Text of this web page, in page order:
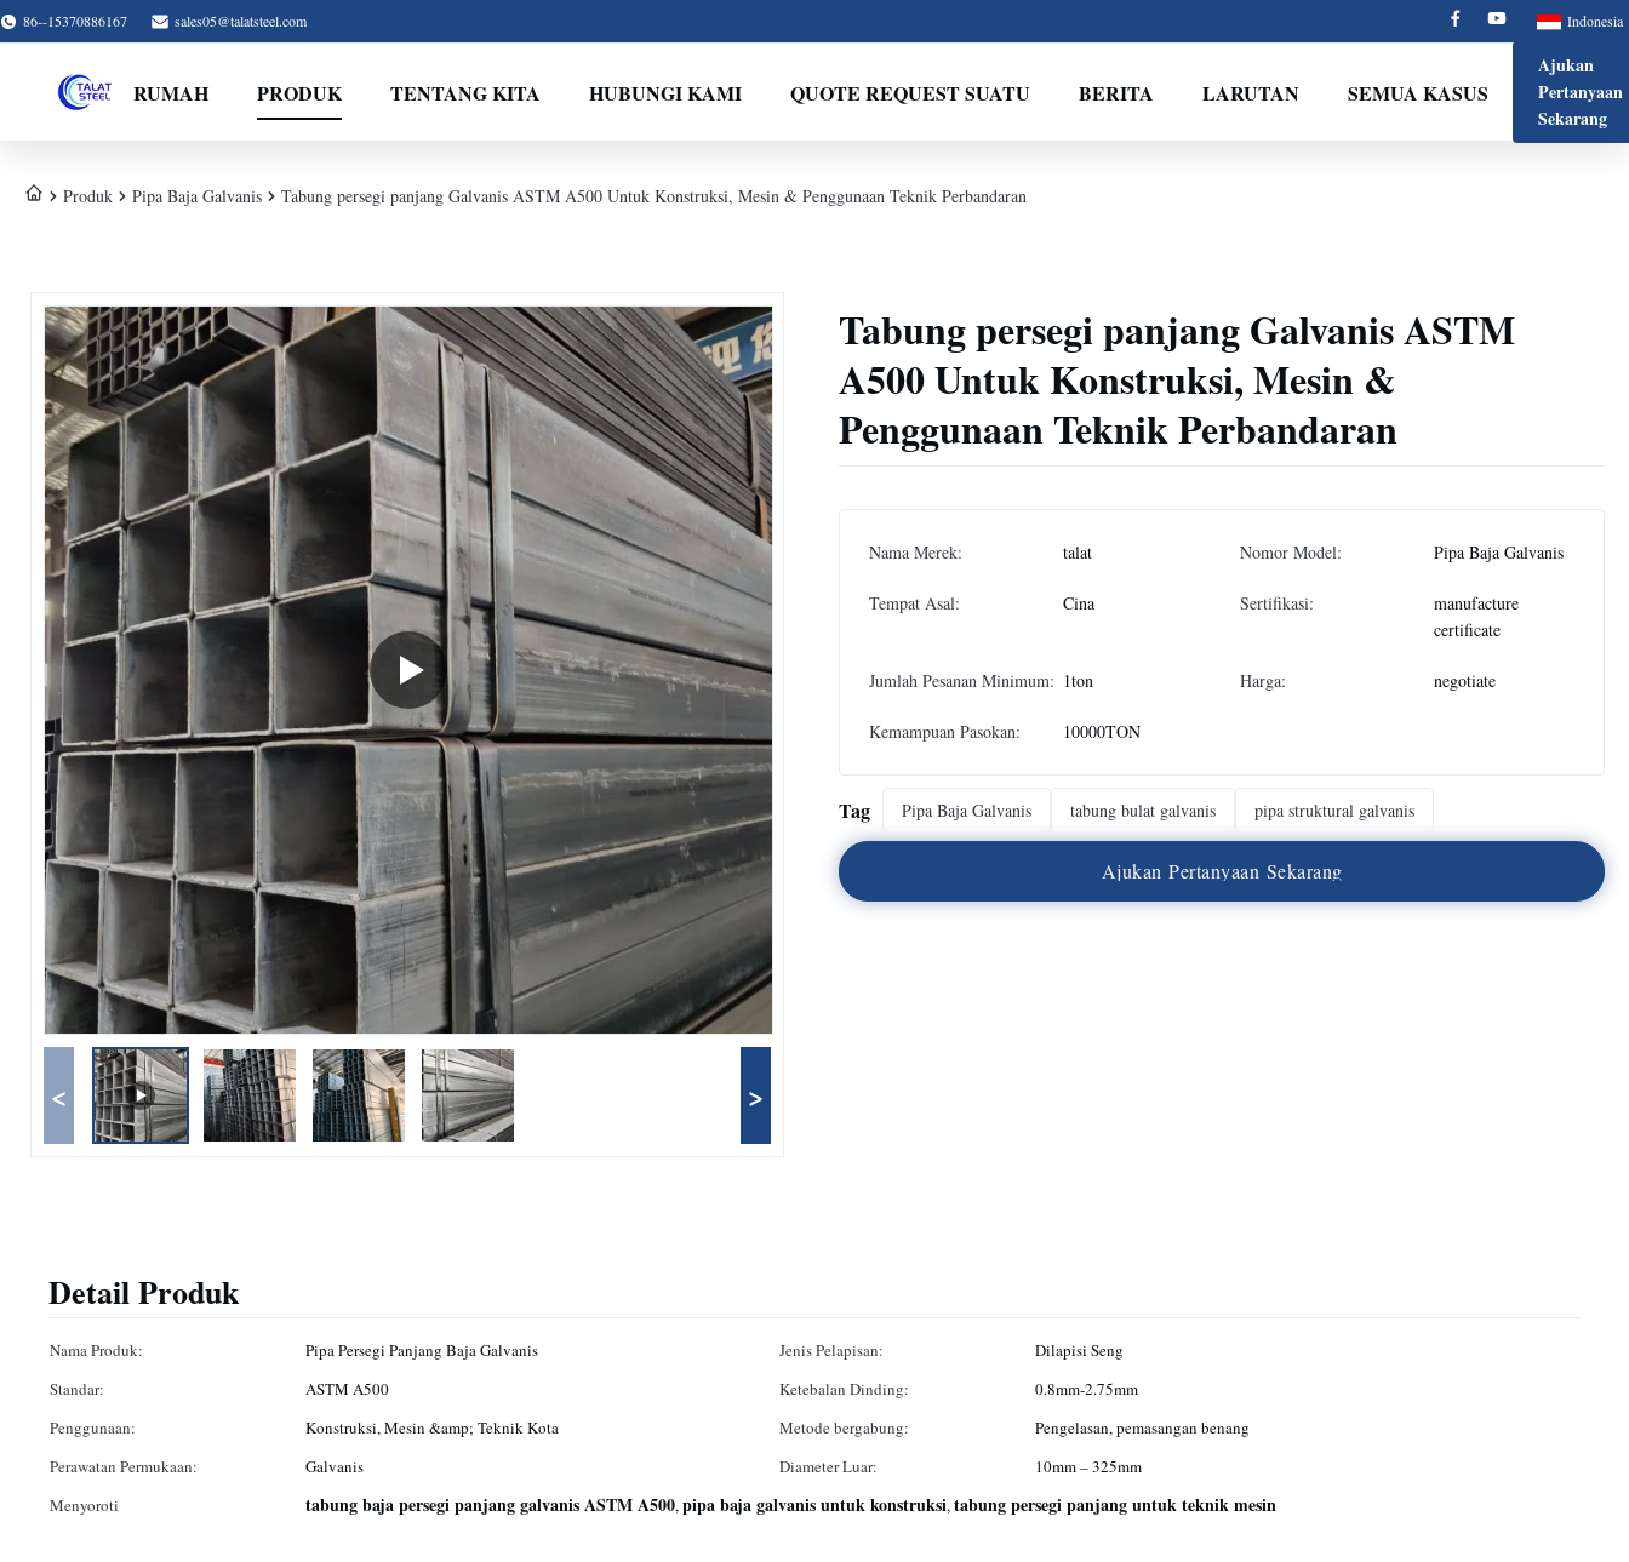
86--15370886167 sales05@talatsteel.com Indonesia
RUMAH PRODUK TENTANG KITA HUBUNGI KAMI QUOTE REQUEST SUATU BERITA LARUTAN SEMUA KASUS
Ajukan
Pertanyaan
Sekarang
Produk Pipa Baja Galvanis Tabung persegi panjang Galvanis ASTM A500 Untuk Konstruksi, Mesin & Penggunaan Teknik Perbandaran
< >
Tabung persegi panjang Galvanis ASTM
A500 Untuk Konstruksi, Mesin &
Penggunaan Teknik Perbandaran
Nama Merek: talat Nomor Model: Pipa Baja Galvanis
Tempat Asal: Cina Sertifikasi:
manufacture
certificate
Jumlah Pesanan Minimum: 1ton Harga: negotiate
Kemampuan Pasokan: 10000TON
Tag Pipa Baja Galvanis tabung bulat galvanis pipa struktural galvanis
Ajukan Pertanyaan Sekarang
Detail Produk
Nama Produk: Pipa Persegi Panjang Baja Galvanis Jenis Pelapisan:
Dilapisi Seng
Standar:
ASTM A500 Ketebalan Dinding:
0.8mm-2.75mm
Penggunaan:
Konstruksi, Mesin &amp; Teknik Kota Metode bergabung:
Pengelasan, pemasangan benang
Perawatan Permukaan:
Galvanis Diameter Luar:
10mm – 325mm
Menyoroti
tabung baja persegi panjang galvanis ASTM A500,pipa baja galvanis untuk konstruksi,tabung persegi panjang untuk teknik mesin